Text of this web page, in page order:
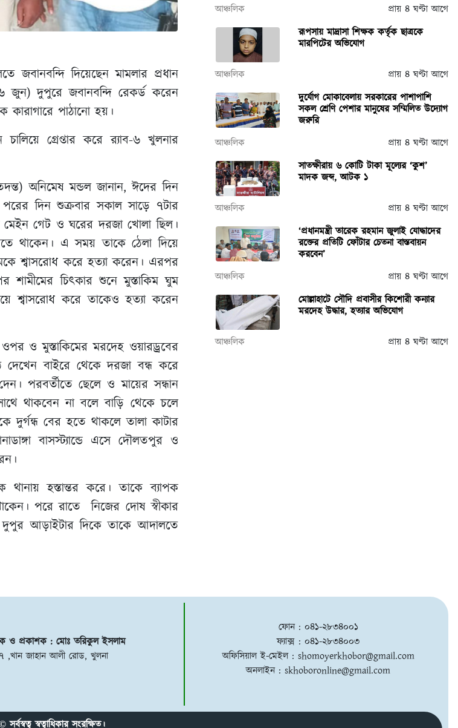
জবানবন্দি দিয়েছেন মামলার প্রধান
জুন) দুপুরে জবানবন্দি রেকর্ড করেন
কারাগারে পাঠানো হয়।
গ্রেপ্তার করে র‌্যাব-৬ খুলনার
অনিমেষ মন্ডল জানান, ঈদের দিন
দিন শুক্রবার সকাল সাড়ে ৭টার
মেইন গেট ও ঘরের দরজা খোলা ছিল।
থাকেন। এ সময় তাকে ঠেলা দিয়ে
শ্বাসরোধ করে হত্যা করেন। এরপর
চিৎকার শুনে মুস্তাকিম ঘুম
শ্বাসরোধ করে তাকেও হত্যা করেন
ও মুস্তাকিমের মরদেহ ওয়ারড্রবের
দেখেন বাইরে থেকে দরজা বন্ধ করে
পরবর্তীতে ছেলে ও মায়ের সন্ধান
থাকবেন না বলে বাড়ি থেকে চলে
বের হতে থাকলে তালা কাটার
বাসস্ট্যান্ডে এসে দৌলতপুর ও
হস্তান্তর করে। তাকে ব্যাপক
পরে রাতে নিজের দোষ স্বীকার
দুপুর আড়াইটার দিকে তাকে আদালতে
আঞ্চলিক
প্রায় ৪ ঘণ্টা আগে
রূপসায় মাদ্রাসা শিক্ষক কর্তৃক ছাত্রকে
মারপিটের অভিযোগ
আঞ্চলিক
প্রায় ৪ ঘণ্টা আগে
দুর্যোগ মোকাবেলায় সরকারের পাশাপাশি
সকল শ্রেণি পেশার মানুষের সম্মিলিত উদ্যোগ
জরুরি
আঞ্চলিক
প্রায় ৪ ঘণ্টা আগে
সাতক্ষীরায় ৬ কোটি টাকা মূল্যের ‘কুশ’
মাদক জব্দ, আটক ১
আঞ্চলিক
প্রায় ৪ ঘণ্টা আগে
‘প্রধানমন্ত্রী তারেক রহমান জুলাই যোদ্ধাদের
রক্তের প্রতিটি ফোঁটার চেতনা বাস্তবায়ন
করবেন’
আঞ্চলিক
প্রায় ৪ ঘণ্টা আগে
মোল্লাহাটে সৌদি প্রবাসীর কিশোরী কন্যার
মরদেহ উদ্ধার, হত্যার অভিযোগ
আঞ্চলিক প্রায় ৪ ঘণ্টা আগে
ও প্রকাশক : মোঃ তরিকুল ইসলাম
,খান জাহান আলী রোড, খুলনা
ফোন : ০৪১-২৮৩৪০০১
ফ্যাক্স : ০৪১-২৮৩৪০০৩
অফিসিয়াল ই-মেইল : shomoyerkhobor@gmail.com
অনলাইন :skhoboronline@gmail.com
সর্বস্বত্ব স্বত্বাধিকার সংরক্ষিত।